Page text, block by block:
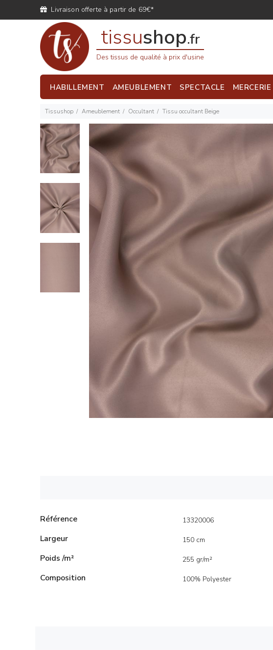
Livraison offerte à partir de 69€*
tissushop.fr
Des tissus de qualité à prix d'usine
HABILLEMENT AMEUBLEMENT SPECTACLE
Tissushop Ameublement Occultant Tissu occultant Beige
Référence 13320006
Largeur 150 cm
Poids /m² 255 gr/m²
Composition 100% Polyester